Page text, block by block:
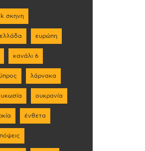
σκηνη
ελλάδα ευρώπη
κανάλι 6
λάρνακα
ουκρανία
ένθετα